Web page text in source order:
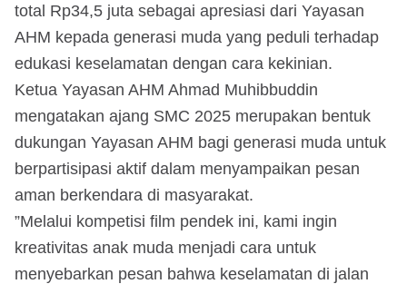
total Rp34,5 juta sebagai apresiasi dari Yayasan
AHM kepada generasi muda yang peduli terhadap
edukasi keselamatan dengan cara kekinian.
Ketua Yayasan AHM Ahmad Muhibbuddin
mengatakan ajang SMC 2025 merupakan bentuk
dukungan Yayasan AHM bagi generasi muda untuk
berpartisipasi aktif dalam menyampaikan pesan
aman berkendara di masyarakat.
”Melalui kompetisi film pendek ini, kami ingin
kreativitas anak muda menjadi cara untuk
menyebarkan pesan bahwa keselamatan di jalan